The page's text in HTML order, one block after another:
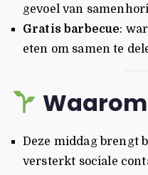
gevoel van
Gratis barbecue:
eten om samen te
Deze middag brengt
versterkt sociale